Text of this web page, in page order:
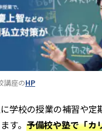
講座のHP
学校の授業の補習や定
す。 予備校や塾で「カ